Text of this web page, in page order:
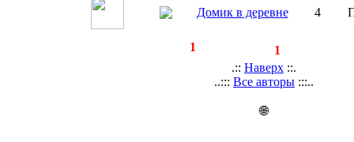
Домик в деревне 4
1
1
.:: Наверх ::.
..::: Все авторы :::..
🌐